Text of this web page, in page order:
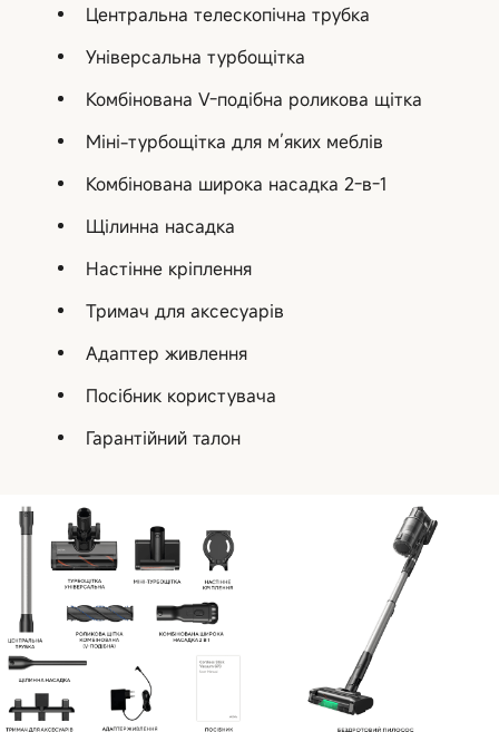
Центральна телескопічна трубка
Універсальна турбощітка
Комбінована V-подібна роликова щітка
Міні-турбощітка для м’яких меблів
Комбінована широка насадка 2-в-1
Щілинна насадка
Настінне кріплення
Тримач для аксесуарів
Адаптер живлення
Посібник користувача
Гарантійний талон